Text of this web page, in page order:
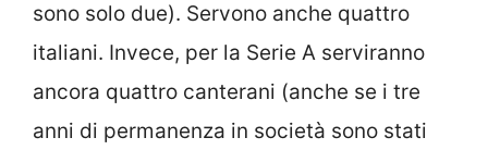
sono solo due). Servono anche quattro
italiani. Invece, per la Serie A serviranno
ancora quattro canterani (anche se i tre
anni di permanenza in società sono stati